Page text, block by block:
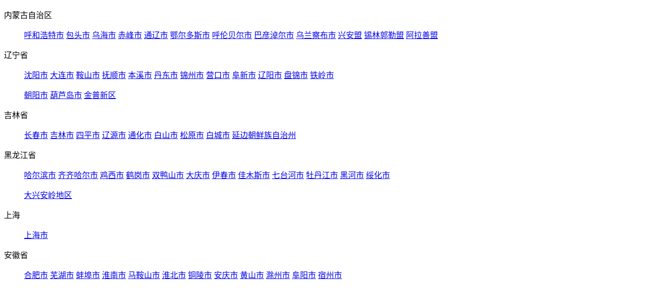
内蒙古自治区
呼和浩特市 包头市 乌海市 赤峰市 通辽市 鄂尔多斯市 呼伦贝尔市 巴彦淖尔市 乌兰察布市 兴安盟 锡林郭勒盟 阿拉善盟
辽宁省
沈阳市 大连市 鞍山市 抚顺市 本溪市 丹东市 锦州市 营口市 阜新市 辽阳市 盘锦市 铁岭市
朝阳市 葫芦岛市 金普新区
吉林省
长春市 吉林市 四平市 辽源市 通化市 白山市 松原市 白城市 延边朝鲜族自治州
黑龙江省
哈尔滨市 齐齐哈尔市 鸡西市 鹤岗市 双鸭山市 大庆市 伊春市 佳木斯市 七台河市 牡丹江市 黑河市 绥化市
大兴安岭地区
上海
上海市
安徽省
合肥市 芜湖市 蚌埠市 淮南市 马鞍山市 淮北市 铜陵市 安庆市 黄山市 滁州市 阜阳市 宿州市